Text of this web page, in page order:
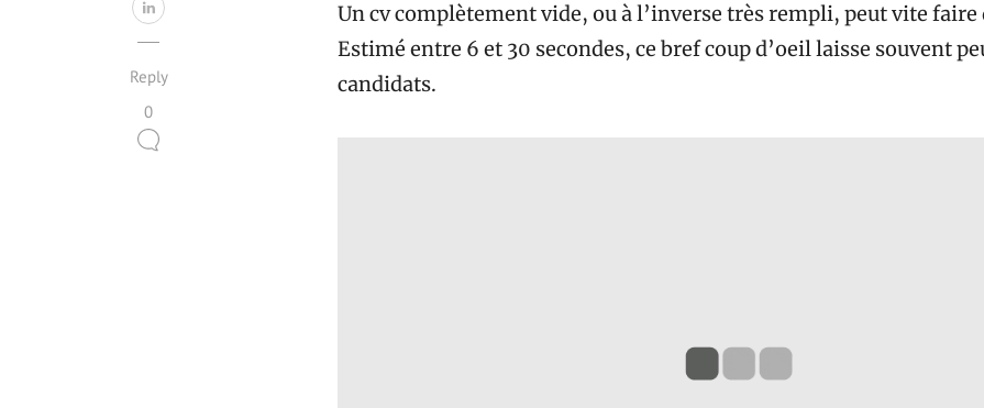
Reply
0
Un cv complètement vide, ou à l’inverse très rempli, peut vite faire
Estimé entre 6 et 30 secondes, ce bref coup d’oeil laisse souvent
candidats.